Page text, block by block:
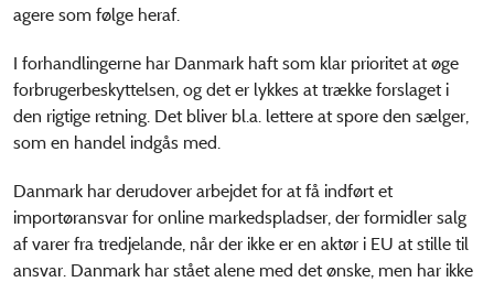
agere som følge heraf.
I forhandlingerne har Danmark haft som klar prioritet at øge
forbrugerbeskyttelsen, og det er lykkes at trække forslaget i
den rigtige retning. Det bliver bl.a. lettere at spore den sælger,
som en handel indgås med.
Danmark har derudover arbejdet for at få indført et
importøransvar for online markedspladser, der formidler salg
af varer fra tredjelande, når der ikke er en aktør i EU at stille til
ansvar. Danmark har stået alene med det ønske, men har ikke